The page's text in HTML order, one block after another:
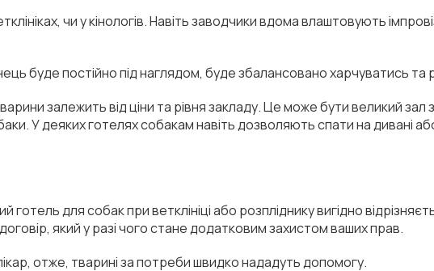
чи у кінологів. Навіть заводчики вдома влаштовують
буде постійно під наглядом, буде збалансовано харчуватись
залежить від ціни та рівня закладу. Це може бути великий зал
У деяких готелях собакам навіть дозволяють спати на дивані
готель для собак при ветклініці або розпліднику вигідно
який у разі чого стане додатковим захистом ваших прав.
отже, тварині за потреби швидко нададуть допомогу.